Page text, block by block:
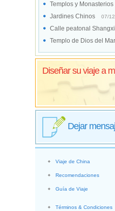
Templos y Monasterios
Jardines Chinos 07/
Calle peatonal
Templo de Dios del
Diseñar su viaje a
Dejar
Viaje de China
Recomendaciones
Guía de Viaje
Términos & Condiciones